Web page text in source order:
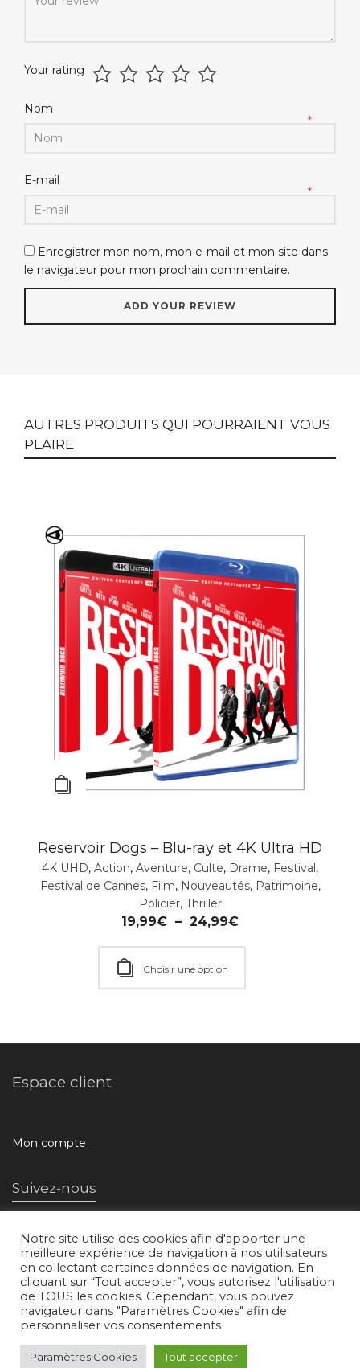
Your rating
Nom
*
E-mail
*
Enregistrer mon nom, mon e-mail et mon site dans
le navigateur pour mon prochain commentaire.
AUTRES PRODUITS QUI POURRAIENT VOUS
PLAIRE
Reservoir Dogs – Blu-ray et 4K Ultra HD
4K UHD, Action, Aventure, Culte, Drame, Festival,
Festival de Cannes, Film, Nouveautés, Patrimoine,
Policier, Thriller
19,99€ – 24,99€
Choisir une option
Espace client
Mon compte
Suivez-nous
L'atelier d'images © 2018 /Mentions légales/Conditions générales de
vente
Notre site utilise des cookies afin d'apporter une
meilleure expérience de navigation à nos utilisateurs
en collectant certaines données de navigation. En
cliquant sur “Tout accepter”, vous autorisez l'utilisation
de TOUS les cookies. Cependant, vous pouvez
navigateur dans "Paramètres Cookies" afin de
personnaliser vos consentements
Paramètres Cookies Tout accepter